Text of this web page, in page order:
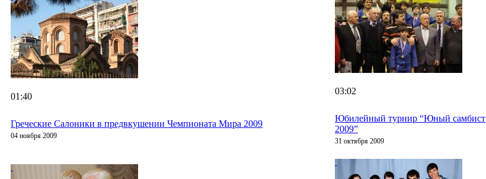
01:40
Греческие Салоники в предвкушении Чемпионата Мира 2009
04 ноября 2009
03:02
Юбилейный турнир “Юный самбист
2009”
31 октября 2009